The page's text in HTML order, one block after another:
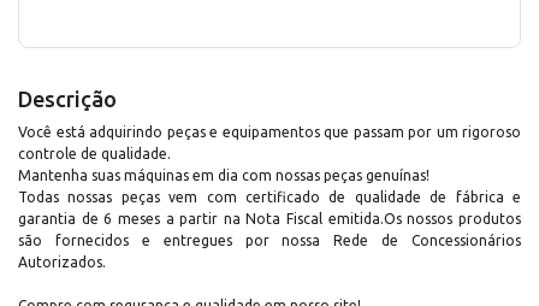
Descrição
Você está adquirindo peças e equipamentos que passam por um rigoroso
controle de qualidade.
Mantenha suas máquinas em dia com nossas peças genuínas!
Todas nossas peças vem com certificado de qualidade de fábrica e
garantia de 6 meses a partir na Nota Fiscal emitida.Os nossos produtos
são fornecidos e entregues por nossa Rede de Concessionários
Autorizados.